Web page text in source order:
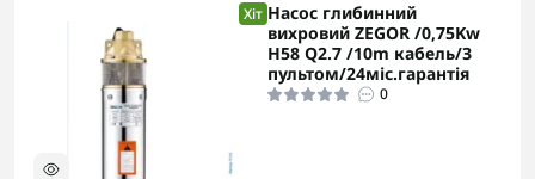
Хіт Насос глибинний
вихровий ZEGOR /0,75Kw
H58 Q2.7 /10m кабель/З
пультом/24міс.гарантія
0